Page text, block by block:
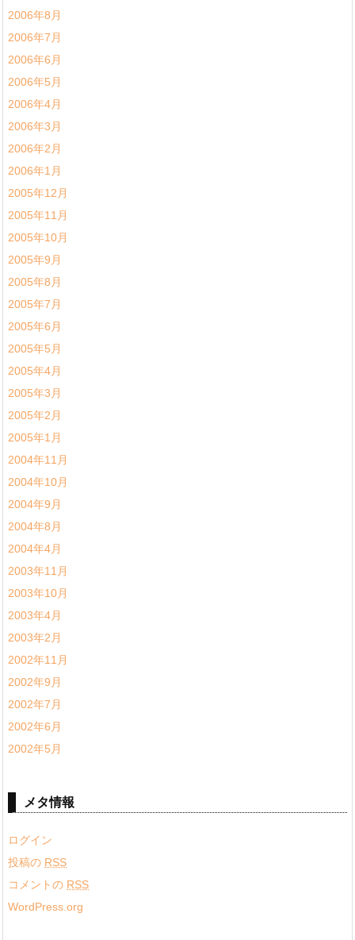
2006年8月
2006年7月
2006年6月
2006年5月
2006年4月
2006年3月
2006年2月
2006年1月
2005年12月
2005年11月
2005年10月
2005年9月
2005年8月
2005年7月
2005年6月
2005年5月
2005年4月
2005年3月
2005年2月
2005年1月
2004年11月
2004年10月
2004年9月
2004年8月
2004年4月
2003年11月
2003年10月
2003年4月
2003年2月
2002年11月
2002年9月
2002年7月
2002年6月
2002年5月
メタ情報
ログイン
投稿の RSS
コメントの RSS
WordPress.org